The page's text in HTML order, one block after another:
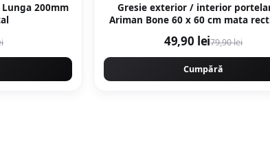
Lunga 200mm
Gresie exterior / interior
Ariman Bone 60 x 60 cm mata rectificata
49,90 lei79,90 lei
Cumpără